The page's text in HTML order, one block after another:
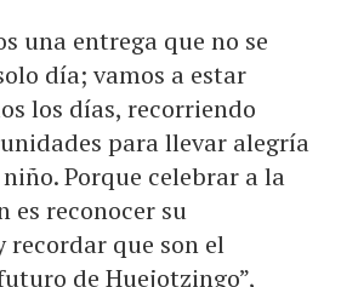
una entrega que no se
día; vamos a estar
los días, recorriendo
para llevar alegría
Porque celebrar a la
es reconocer su
que son el
de Huejotzingo”,